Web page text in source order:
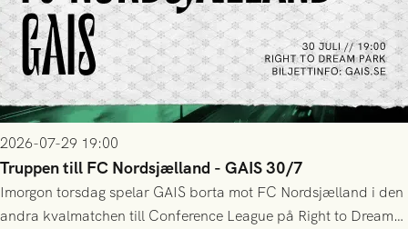
2026-07-29 19:00
Truppen till FC Nordsjælland - GAIS 30/7
Imorgon torsdag spelar GAIS borta mot FC Nordsjælland i den
andra kvalmatchen till Conference League på Right to Dream